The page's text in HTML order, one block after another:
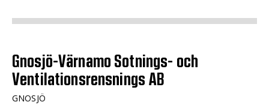
Gnosjö-Värnamo Sotnings- och
Ventilationsrensnings AB
GNOSJÖ